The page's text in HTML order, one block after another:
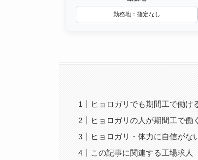
勤務地：指定なし
ヒョロガリでも期間工で働け
ヒョロガリの人が期間工で働
ヒョロガリ・体力に自信がな
この記事に関連する工場求人